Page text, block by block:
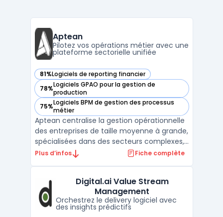
Aptean
Pilotez vos opérations métier avec une
plateforme sectorielle unifiée
81%Logiciels de reporting financier
— voir Aptean dans cette catégorie
78%Logiciels GPAO pour la gestion de
production
— voir Aptean dans cette catégorie
75%Logiciels BPM de gestion des processus
métier
— voir Aptean dans cette catégorie
Aptean centralise la gestion opérationnelle
des entreprises de taille moyenne à grande,
spécialisées dans des secteurs complexes,
en connectant la plateforme logicielle
organisations confrontées à la
multiplication d ...
Plus d’infos Fiche complète
Digital.ai Value Stream
Management
Orchestrez le delivery logiciel avec
des insights prédictifs